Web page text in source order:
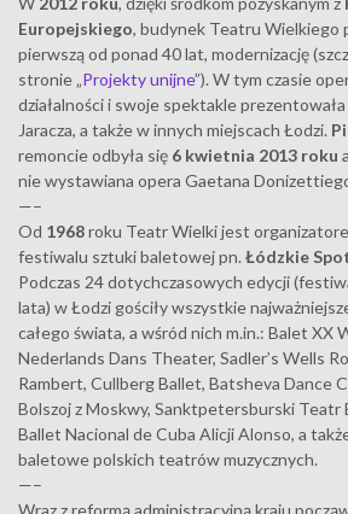
Europejskiego, budynek Teatru Wielkiego
pierwszą od ponad 40 lat, modernizację
stronie „Projekty unijne”). W tym czasie
działalności i swoje spektakle
Jaracza, a także w innych miejscach Łodzi.
remoncie odbyła się 6 kwietnia 2013 roku
nie wystawiana opera Gaetana
—–
Od 1968roku Teatr Wielki jest
festiwalu sztuki baletowej pn. Łódzkie
Podczas 24 dotychczasowych edycji
lata) w Łodzi gościły wszystkie
całego świata, a wśród nich m.in.: Balet XX
Nederlands Dans Theater, Sadler’s Wells
Rambert, Cullberg Ballet, Batsheva Dance
Bolszoj z Moskwy, Sanktpetersburski Teatr
Ballet Nacional de Cuba Alicji Alonso, a
baletowe polskich teatrów muzycznych.
—–
Wraz z reformą administracyjną kraju